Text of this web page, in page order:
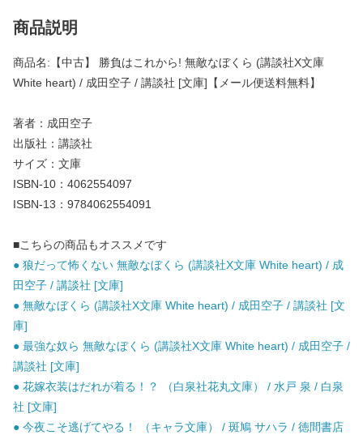
商品説明
商品名:【中古】 勝負はこれから! 無敵なぼくら (講談社X文庫
White heart) / 成田空子 / 講談社 [文庫]【メール便送料無料】
著者：成田空子
出版社：講談社
サイズ：文庫
ISBN-10：4062554097
ISBN-13：9784062554091
■こちらの商品もオススメです
● 狼だって怖くない 無敵なぼくら (講談社X文庫 White heart) / 成
田空子 / 講談社 [文庫]
● 無敵なぼくら (講談社X文庫 White heart) / 成田空子 / 講談社 [文
庫]
● 最強な奴ら 無敵なぼくら (講談社X文庫 White heart) / 成田空子 /
講談社 [文庫]
● 花嫁衣装はだれが着る！？ （白泉社花丸文庫） / 水戸 泉 / 白泉
社 [文庫]
● 今夜こそ逃げてやる！ （キャラ文庫） / 斑鳩 サハラ / 徳間書店